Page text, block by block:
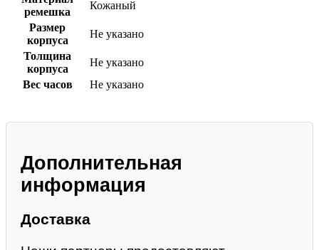
ремешка
Кожаный
Размер
корпуса
Не указано
Толщина
корпуса
Не указано
Вес часов
Не указано
Дополнительная
информация
Доставка